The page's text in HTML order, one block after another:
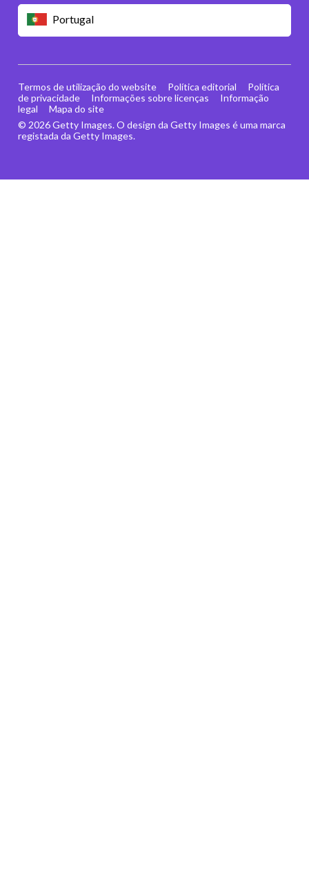
Portugal
© 2026 Getty Images. O design da Getty Images é uma marca
registada da Getty Images.
Termos de utilização do website Política editorial
Política
de privacidade
Informações sobre licenças
Informação
legal
Mapa do site